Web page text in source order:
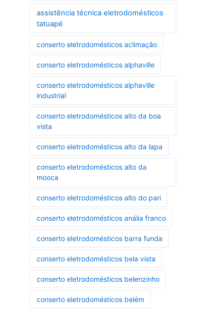
assistência técnica eletrodomésticos
tatuapé
conserto eletrodomésticos aclimação
conserto eletrodomésticos alphaville
conserto eletrodomésticos alphaville
industrial
conserto eletrodomésticos alto da boa
vista
conserto eletrodomésticos alto da lapa
conserto eletrodomésticos alto da
mooca
conserto eletrodomésticos alto do pari
conserto eletrodomésticos anália franco
conserto eletrodomésticos barra funda
conserto eletrodomésticos bela vista
conserto eletrodomésticos belenzinho
conserto eletrodomésticos belém